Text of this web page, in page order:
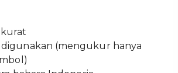
(mengukur hanya